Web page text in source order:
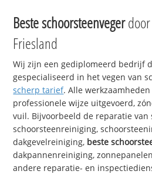
Beste schoorsteenvegerdoor
Friesland
Wij zijn een gediplomeerd bedrijf
gespecialiseerd in het vegen van
scherp tarief. Alle
professionele wijze uitgevoerd,
vuil. Bijvoorbeeld de reparatie van
schoorsteenreiniging,
dakgevelreiniging, beste
dakpannenreiniging,
andere reparatie- en